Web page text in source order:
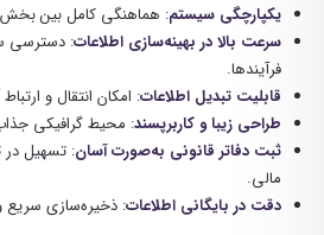
یکپارچگی سیستم: هماهنگی کامل بین
سرعت بالا در بهینه‌سازی اطلاعات: دسترسی
فرآیندها.
قابلیت تبدیل اطلاعات: امکان انتقال و
طراحی زیبا و کاربرپسند: محیط گرافیکی
ثبت دفاتر قانونی به‌صورت آسان: تسهیل در
مالی.
دقت در بایگانی اطلاعات: ذخیره‌سازی سریع